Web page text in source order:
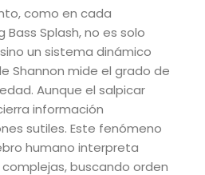
como en cada
Bass Splash, no es solo
un sistema dinámico
Shannon mide el grado de
Aunque el salpicar
información
sutiles. Este fenómeno
humano interpreta
buscando orden